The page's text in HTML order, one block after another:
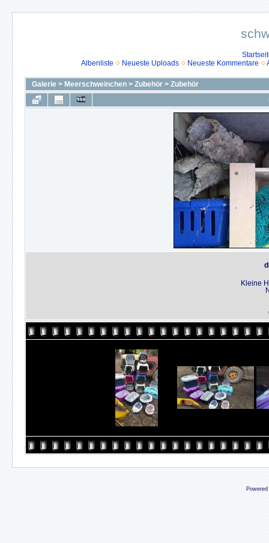
Albenliste
Neueste Uploads Neueste Kommentare
Galerie > Meerschweinchen > Zubehör > Zubehör
Kleine